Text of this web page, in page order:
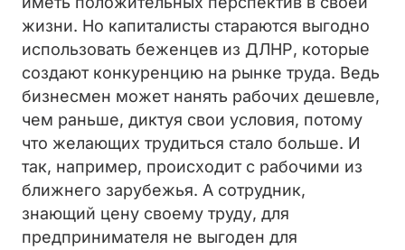
жизни. Но капиталисты стараются выгодно
использовать беженцев из ДЛНР, которые
создают конкуренцию на рынке труда. Ведь
бизнесмен может нанять рабочих дешевле,
чем раньше, диктуя свои условия, потому
что желающих трудиться стало больше. И
так, например, происходит с рабочими из
ближнего зарубежья. А сотрудник,
знающий цену своему труду, для
предпринимателя не выгоден для